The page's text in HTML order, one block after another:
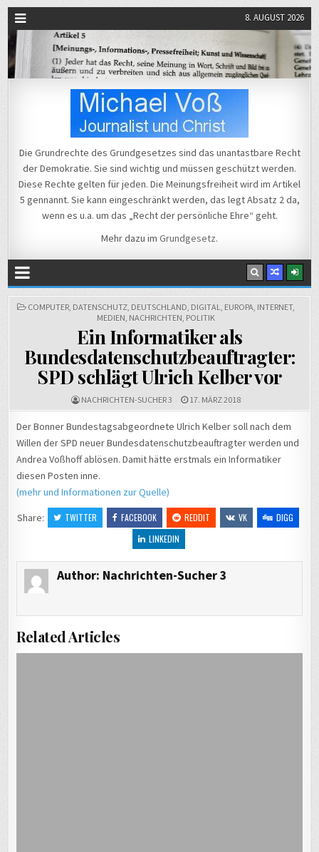
8. AUGUST 2026
Michael Voß
Die Grundrechte des Grundgesetzes sind das unantastbare Recht
der Demokratie. Sie sind wichtig und müssen geschützt werden.
Diese Rechte gelten für jeden. Die Meinungsfreiheit wird im Artikel
5 gennannt. Sie kann eingeschränkt werden, das legt Absatz 2 da,
wenn es u.a. um das „Recht der persönliche Ehre“ geht.
Mehr dazu im Grundgesetz.
POSTED
COMPUTER, DATENSCHUTZ, DEUTSCHLAND, DIGITAL, EUROPA, INTERNET,
MEDIEN, NACHRICHTEN, POLITIK
Ein Informatiker als
Bundesdatenschutzbeauftragter:
SPD schlägt Ulrich Kelber vor
NACHRICHTEN-SUCHER 3 17. MÄRZ 2018
Der Bonner Bundestagsabgeordnete Ulrich Kelber soll nach dem
Willen der SPD neuer Bundesdatenschutzbeauftragter werden und
Andrea Voßhoff ablösen. Damit hätte erstmals ein Informatiker
diesen Posten inne.
(mehr und Informationen zur Quelle)
Share:
TWITTER FACEBOOK REDDIT VK
DIGG
LINKEDIN
Author: Nachrichten-Sucher 3
Related Articles